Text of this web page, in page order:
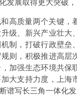
发展取得更大突破
高质量两个关键
级、新兴产业壮大
制，打破行政壁
则，积极推进高
加强生态环境共
大支持力度，上
谱写长三角一体化发